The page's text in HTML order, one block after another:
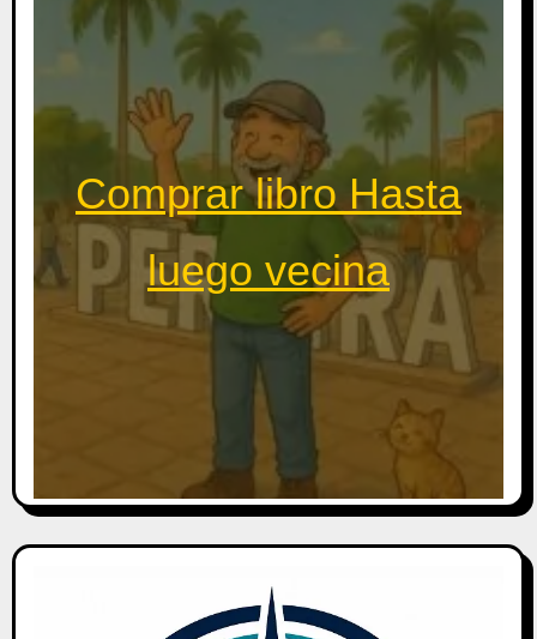
Comprar libro Hasta
luego vecina